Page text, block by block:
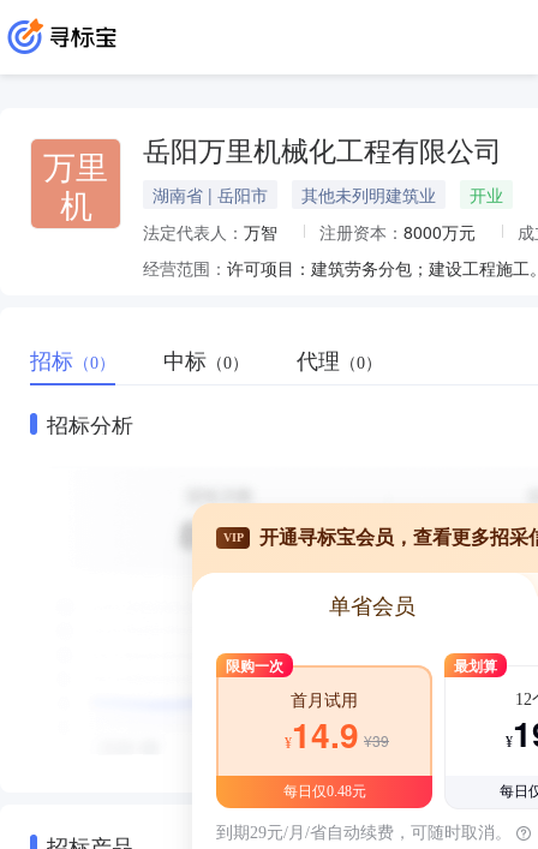
万里
机
岳阳万里机械化工程有限公司
湖南省 | 岳阳市 其他未列明建筑业
开业
法定代表人： 万智 注册资本： 8000万元
经营范围：
招标 （0） 中标 （0） 代理 （0）
招标分析
VIP 开通寻标宝会员，查看更多招采
单省会员
限购一次
首月试用
¥14.9 ¥39
每日仅0.48元
最划算
12
¥
每日
到期29元/月/省自动续费，可随时取消。